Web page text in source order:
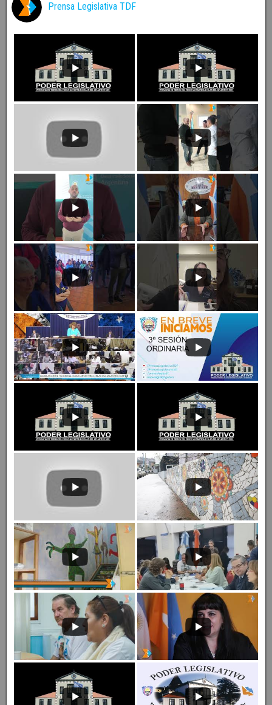
Prensa Legislativa TDF